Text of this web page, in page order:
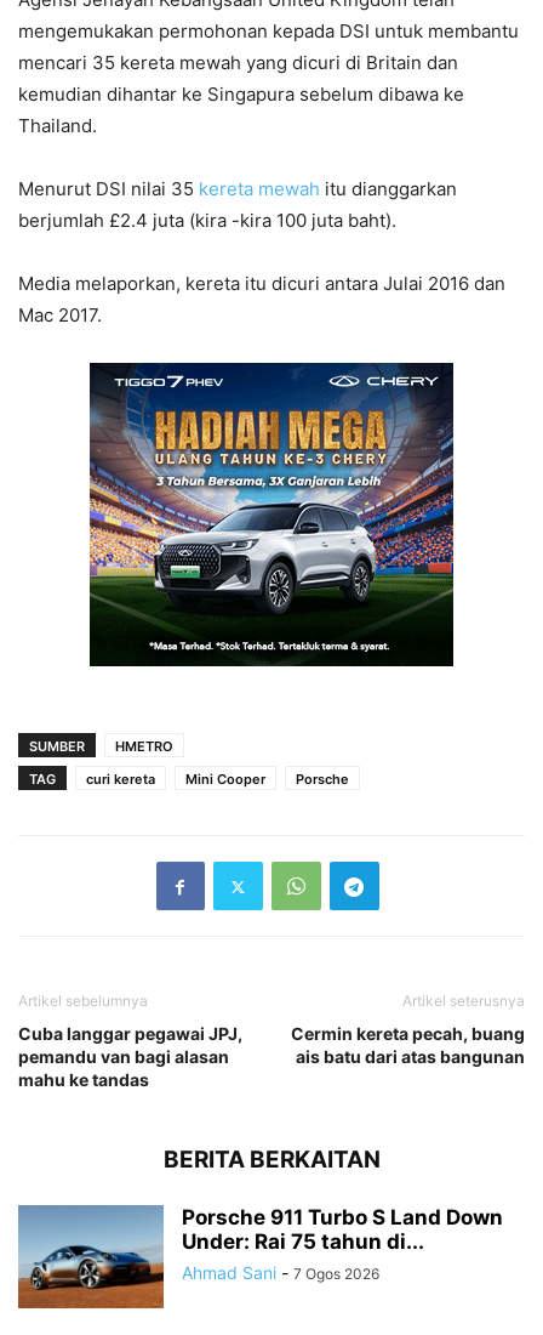
mengemukakan permohonan kepada DSI untuk membantu
mencari 35 kereta mewah yang dicuri di Britain dan
kemudian dihantar ke Singapura sebelum dibawa ke
Thailand.
Menurut DSI nilai 35 kereta mewah itu dianggarkan
berjumlah £2.4 juta (kira -kira 100 juta baht).
Media melaporkan, kereta itu dicuri antara Julai 2016 dan
Mac 2017.
SUMBER
HMETRO
TAG
curi kereta Mini Cooper Porsche
Artikel sebelumnya
Cuba langgar pegawai JPJ,
pemandu van bagi alasan
mahu ke tandas
Artikel seterusnya
Cermin kereta pecah, buang
ais batu dari atas bangunan
BERITA BERKAITAN
Porsche 911 Turbo S Land Down
Under: Rai 75 tahun di...
Ahmad Sani - 7 Ogos 2026